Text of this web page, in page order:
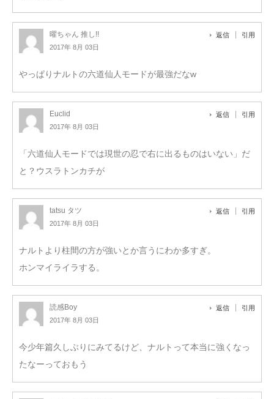
曜ちゃん 推し!!
2017年 8月 03日
返信 引用
やっぱりナルトの六道仙人モードが最強だなw
Euclid
2017年 8月 03日
返信 引用
「六道仙人モードでは現世の忍で右に出るものはいない」だ
と？ウスラトンカチが
tatsu タツ
2017年 8月 03日
返信 引用
ナルトより柱間の方が強いとか言うにわか多すぎ。
ホンマイライラする。
読感Boy
2017年 8月 03日
返信 引用
今少年篇久しぶりにみてるけど、ナルトって本当に強くなっ
たなーっておもう